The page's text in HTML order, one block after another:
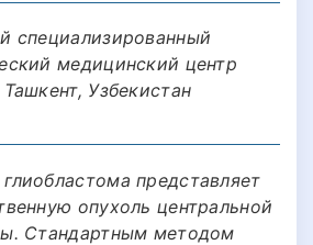
специализированный
медицинский центр
Узбекистан
представляет
опухоль центральной
Стандартным методом